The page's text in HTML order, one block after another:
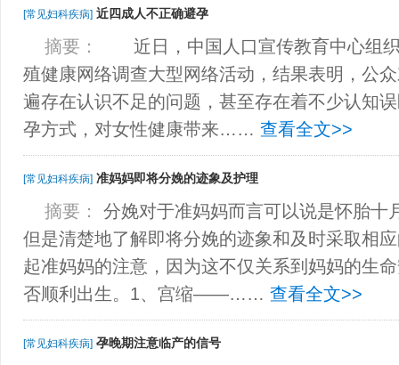
[常见妇科疾病] 近四成人不正确避孕
摘要：
近日，中国人口宣传教育中心组织
殖健康网络调查大型网络活动，结果表明，公
遍存在认识不足的问题，甚至存在着不少认知
孕方式，对女性健康带来…… 查看全文>>
[常见妇科疾病] 准妈妈即将分娩的迹象及护理
摘要：
分娩对于准妈妈而言可以说是怀胎十
但是清楚地了解即将分娩的迹象和及时采取相
起准妈妈的注意，因为这不仅关系到妈妈的生
否顺利出生。1、宫缩——…… 查看全文>>
[常见妇科疾病] 孕晚期注意临产的信号